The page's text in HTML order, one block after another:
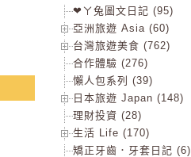
❤ㄚ兔圖文日記 (95)
亞洲旅遊 Asia (60)
台灣旅遊美食 (762)
合作體驗 (276)
懶人包系列 (39)
日本旅遊 Japan (148)
理財投資 (28)
生活 Life (170)
矯正牙齒．牙套日記 (6)